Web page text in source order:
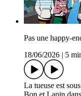
Pas une happy-
18/06/2026
5
La tueuse est